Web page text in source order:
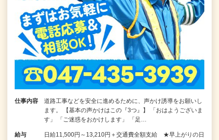
仕事内容
道路工事などを安全に進めるために、声かけ誘導をお願いし
ます。 【基本の声かけはこの『3つ』】 「おはようございま
す」 「ご迷惑をおかけします」 「足…
給与
日給11,500円～13,210円＋交通費全額支給 ★早上がりの日